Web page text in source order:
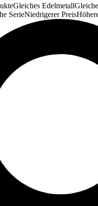
Gleiches Edelmetall
SerieNiedrigerer Preis